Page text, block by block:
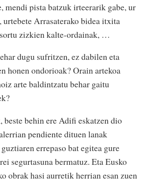
mendi pista batzuk irteerarik gabe, ur
urtebete Arrasaterako bidea itxita
zizkien kalte-ordainak, …
dugu sufritzen, ez dabilen eta
honen ondorioak? Orain artekoa
arte baldintzatu behar gaitu
behin ere Adifi eskatzen dio
pendiente dituen lanak
errepaso bat egitea gure
segurtasuna bermatuz. Eta Eusko
obrak hasi aurretik herrian esan zuen